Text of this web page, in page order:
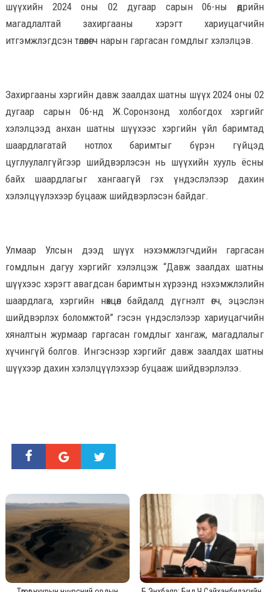
шүүхийн 2024 оны 02 дугаар сарын 06-ны өдрийн
магадлалтай захиргааны хэрэгт хариуцагчийн
итгэмжлэгдсэн төлөөлөгч нарын гаргасан гомдлыг хэлэлцэв.
Захиргааны хэргийн давж заалдах шатны шүүх 2024 оны 02
дугаар сарын 06-нд Ж.Соронзонд холбогдох хэргийг
хэлэлцээд анхан шатны шүүхээс хэргийн үйл баримтад
шаардлагатай нотлох баримтыг бүрэн гүйцэд
цуглуулалгүйгээр шийдвэрлэсэн нь шүүхийн хууль ёсны
байх шаардлагыг хангаагүй гэх үндэслэлээр дахин
хэлэлцүүлэхээр буцааж шийдвэрлэсэн байдаг.
Улмаар Улсын дээд шүүх нэхэмжлэгчдийн гаргасан
гомдлын дагуу хэргийг хэлэлцэж “Давж заалдах шатны
шүүхээс хэрэгт авагдсан баримтын хүрээнд нэхэмжлэлийн
шаардлага, хэргийн нөхцөл байдалд дүгнэлт өгч, эцэслэн
шийдвэрлэх боломжтой” гэсэн үндэслэлээр хариуцагчийн
хяналтын журмаар гаргасан гомдлыг хангаж, магадлалыг
хүчингүй болгов. Ингэснээр хэргийг давж заалдах шатны
шүүхээр дахин хэлэлцүүлэхээр буцааж шийдвэрлэлээ.